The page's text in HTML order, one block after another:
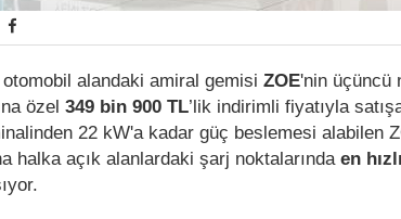
alandaki amiral gemisi ZOE'nin üçüncü
özel 349 bin 900 TL’lik indirimli fiyatıyla
22 kW'a kadar güç beslemesi alabilen
halka açık alanlardaki şarj noktalarında en